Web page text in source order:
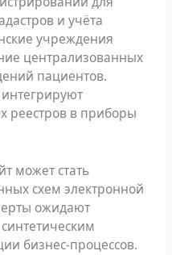
и учёта
учреждения
централизованных
пациентов.
реестров в приборы
может стать
схем электронной
ожидают
бизнес-процессов.